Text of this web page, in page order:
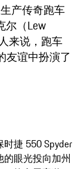
产传奇跑车
尔（Lew
来说，跑车
友谊中扮演了
捷 550 Spyder
眼光投向加州